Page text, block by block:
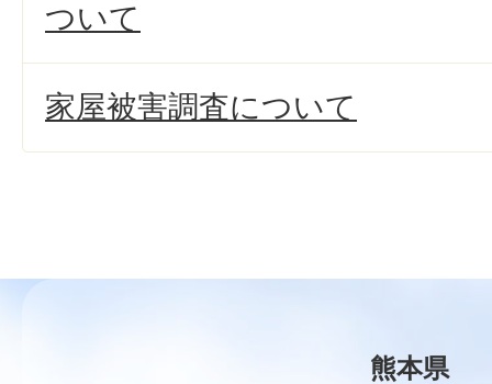
ついて
家屋被害調査について
熊本県